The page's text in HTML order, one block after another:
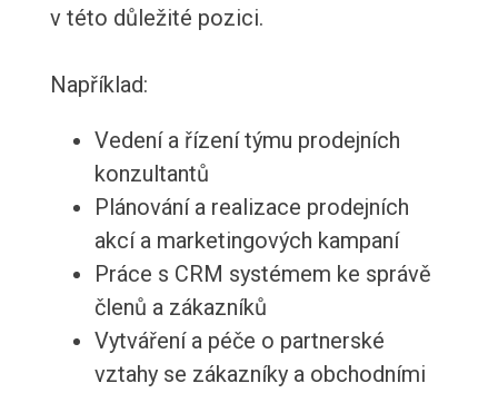
v této důležité pozici.
Například:
Vedení a řízení týmu prodejních
konzultantů
Plánování a realizace prodejních
akcí a marketingových kampaní
Práce s CRM systémem ke správě
členů a zákazníků
Vytváření a péče o partnerské
vztahy se zákazníky a obchodními